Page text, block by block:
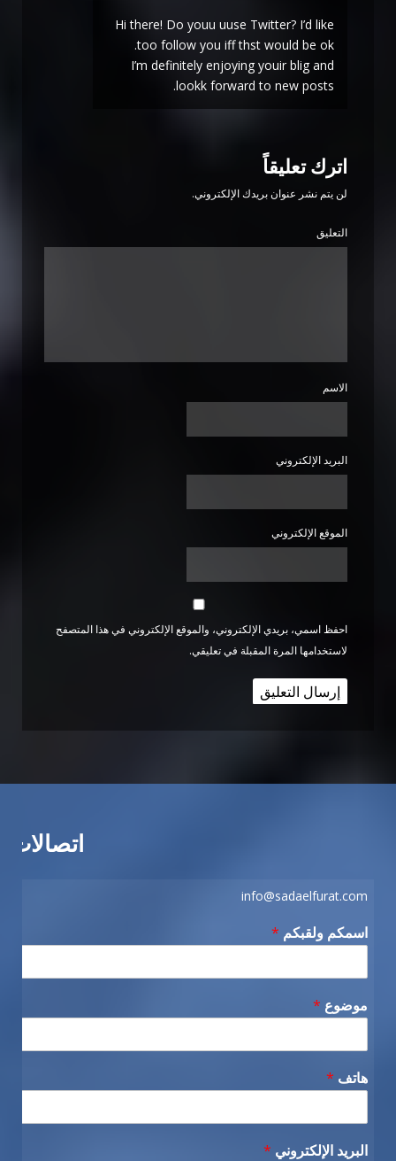
Hi there! Do youu uuse Twitter? I’d like
too follow you iff thst would be ok.
I’m definitely enjoying youir blig and
lookk forward to new posts.
اترك تعليقاً
لن يتم نشر عنوان بريدك الإلكتروني.
التعليق
الاسم
البريد الإلكتروني
الموقع الإلكتروني
احفظ اسمي، بريدي الإلكتروني، والموقع الإلكتروني في هذا المتصفح
لاستخدامها المرة المقبلة في تعليقي.
اتصالات
info@sadaelfurat.com
اسمكم ولقبكم *
موضوع *
هاتف *
البريد الإلكتروني *